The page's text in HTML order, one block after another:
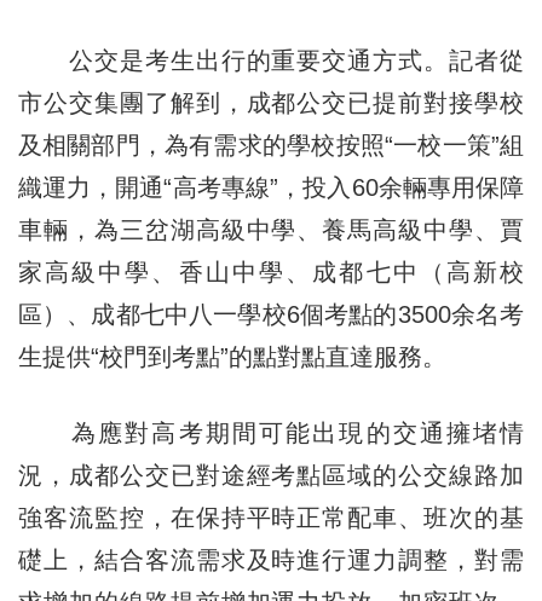
公交是考生出行的重要交通方式。記者從
市公交集團了解到，成都公交已提前對接學校
及相關部門，為有需求的學校按照“一校一策”組
織運力，開通“高考專線”，投入60余輛專用保障
車輛，為三岔湖高級中學、養馬高級中學、賈
家高級中學、香山中學、成都七中（高新校
區）、成都七中八一學校6個考點的3500余名考
生提供“校門到考點”的點對點直達服務。
為應對高考期間可能出現的交通擁堵情
況，成都公交已對途經考點區域的公交線路加
強客流監控，在保持平時正常配車、班次的基
礎上，結合客流需求及時進行運力調整，對需